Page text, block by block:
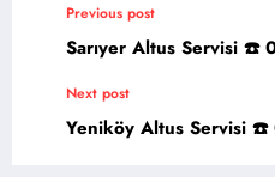
Previous post
Sarıyer Altus Servisi ☎️
Next post
Yeniköy Altus Servisi